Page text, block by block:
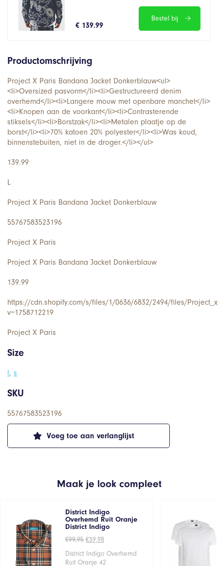
€ 139.99
Bestel bij
Voeg toe aan verlanglijst
Productomschrijving
Project X Paris Bandana Jacket Donkerblauw<ul>
<li>Oversized pasvorm</li><li>Gestructureerd denim
overhemd</li><li>Langere mouw met openbare manchet</li>
<li>Knopen aan de voorkant</li><li>Contrasterende
stiksels</li><li>Borstzak</li><li>Metalen plaatje op de
borst</li><li>70% katoen 20% polyester</li><li>Was koud,
binnenstebuiten, niet in de droger.</li></ul>
139.99
L
Project X Paris Bandana Jacket Donkerblauw
55767583523196
Project X Paris
Project X Paris Bandana Jacket Donkerblauw
139.99
https://cdn.shopify.com/s/files/1/0636/6832/2494/files/
v=1758712219
Project X Paris
Size
l, s
SKU
55767583523196
Maak je look compleet
District Indigo
Overhemd Ruit Oranje
District Indigo
€99,95 Oorspronkelijke
was:
€99,95.
€39,98Huidige
is:
€39,98.
District Indigo Overhemd
Ruit Oranje 42